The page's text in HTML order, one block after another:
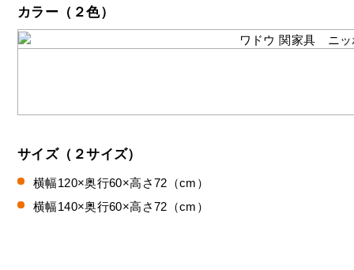
カラー（２色）
サイズ（２サイズ）
横幅120×奥行60×高さ72（cm）
横幅140×奥行60×高さ72（cm）